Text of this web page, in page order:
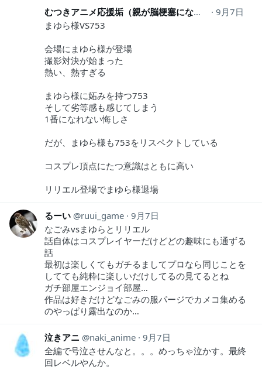
むつきアニメ応援垢（親が脳梗塞になりまして）
9月7日
まゆら様VS753
会場にまゆら様が登場
撮影対決が始まった
熱い、熱すぎる
まゆら様に妬みを持つ753
そして劣等感も感じてしまう
1番になれない悔しさ
だが、まゆら様も753をリスペクトしている
コスプレ頂点にたつ意識はともに高い
リリエル登場でまゆら様退場
るーい ruui_game 9月7日
なごみvsまゆらとリリエル
話自体はコスプレイヤーだけどどの趣味にも通ずる
話
最初は楽しくてもガチるましてプロなら同じことを
してても純粋に楽しいだけしてるの見てるとね
ガチ部屋エンジョイ部屋…
作品は好きだけどなごみの服パージでカメコ集める
のやっぱり露出なのか…
泣きアニ naki_anime 9月7日
全編で号泣させんなと。。。めっちゃ泣かす。最終
回レベルやんか。